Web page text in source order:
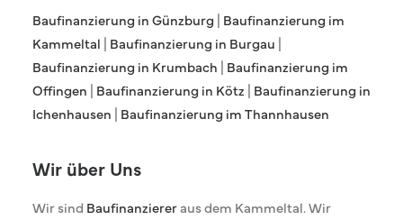
Baufinanzierung in Günzburg | Baufinanzierung im
Kammeltal | Baufinanzierung in Burgau |
Baufinanzierung in Krumbach | Baufinanzierung im
Offingen | Baufinanzierung in Kötz | Baufinanzierung in
Ichenhausen | Baufinanzierung im Thannhausen
Wir über Uns
Wir sind Baufinanziereraus dem Kammeltal. Wir